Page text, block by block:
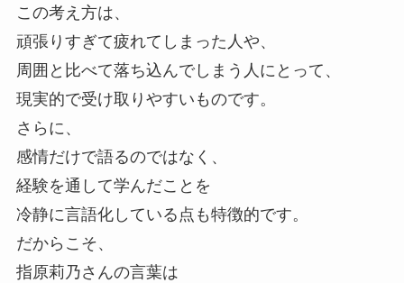
といったキーワードを使うと、
関連作品が見つかりやすくなります。
なお、Audibleの配信ラインナップは
随時更新されているため、
以前は見つからなかった作品が
あとから追加されるケースもあります。
「今は聴けない」と決めつけず、
気になったタイミングでチェックしてみる
というスタンスがおすすめです。
この考え方は、
頑張りすぎて疲れてしまった人や、
周囲と比べて落ち込んでしまう人にとって、
現実的で受け取りやすいものです。
さらに、
感情だけで語るのではなく、
経験を通して学んだことを
冷静に言語化している点も特徴的です。
だからこそ、
指原莉乃さんの言葉は